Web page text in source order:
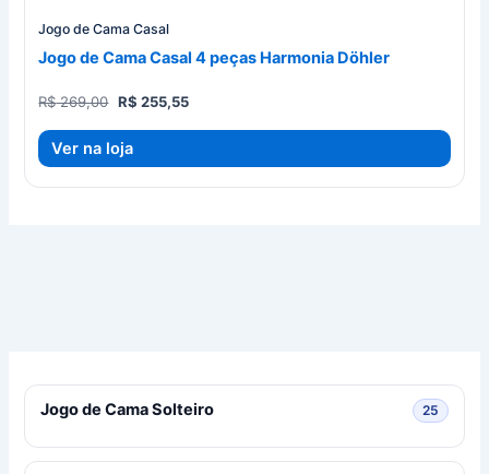
Jogo de Cama Casal
Jogo de Cama Casal 4 peças Harmonia Döhler
R$269,00 O
era:
R$ 255,55O
Ver na loja
Jogo de Cama Solteiro 2525